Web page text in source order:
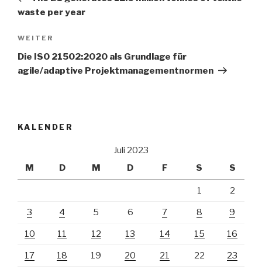
waste per year
Nächster
Beitrag
WEITER
Die ISO 21502:2020 als Grundlage für
agile/adaptive Projektmanagementnormen
KALENDER
Juli 2023
M
D M D F S S
1 2
3 4 5 6 7 8 9
10 11 12 13 14 15 16
17 18 19 20 21 22 23